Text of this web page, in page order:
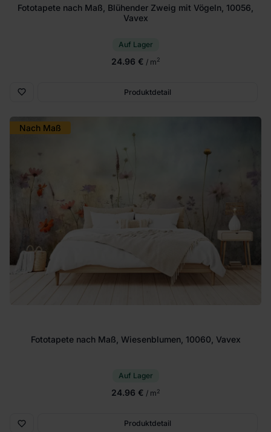
Fototapete nach Maß, Blühender Zweig mit Vögeln, 10056,
Vavex
Auf Lager
24.96 € / m2
Produktdetail
Nach Maß
Fototapete nach Maß, Wiesenblumen, 10060, Vavex
Auf Lager
24.96 € / m2
Produktdetail